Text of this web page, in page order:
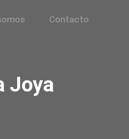
Contacto
Joya